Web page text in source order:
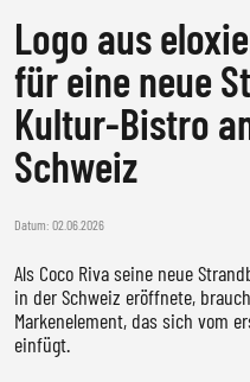
3D-LOGOS
3D-BUCHSTABEN
3D-FREIFORMEN
MATERIALIEN
ACRYLGLAS
ROSTBUCHSTABEN
MATERIALKOMBINATION
SCHABLONEN
MALERSCHABLONEN
METALLSCHABLONEN
ZUBEHÖR SCHABLONEN
INSPIRATION
BLOG
FARBGEBUNG
PRODUKTION
COMMUNITY
QUALITÄT & SERVICE
ANFRAGEFORMULAR
PREISE
DOWNLOADS
FAQ & KONFIGURATOR
VERSANDGEBIETE
DEUTSCH
ENGLISH
Logo aus
für eine neue
Kultur-Bistro
Schweiz
Datum: 02.06.2026
Als Coco Riva seine neue
in der Schweiz eröffnete,
Markenelement, das sich vom
einfügt.